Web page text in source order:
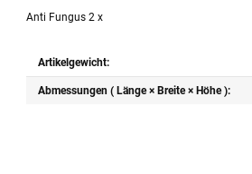
Anti Fungus 2 x
Artikelgewicht:
Abmessungen ( Länge × Breite × Höhe ):